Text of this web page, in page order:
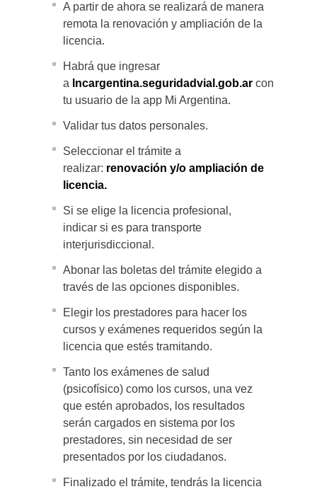
A partir de ahora se realizará de manera
remota la renovación y ampliación de la
licencia.
Habrá que ingresar
a lncargentina.seguridadvial.gob.ar con
tu usuario de la app Mi Argentina.
Validar tus datos personales.
Seleccionar el trámite a
realizar: renovación y/o ampliación de
licencia.
Si se elige la licencia profesional,
indicar si es para transporte
interjurisdiccional.
Abonar las boletas del trámite elegido a
través de las opciones disponibles.
Elegir los prestadores para hacer los
cursos y exámenes requeridos según la
licencia que estés tramitando.
Tanto los exámenes de salud
(psicofísico) como los cursos, una vez
que estén aprobados, los resultados
serán cargados en sistema por los
prestadores, sin necesidad de ser
presentados por los ciudadanos.
Finalizado el trámite, tendrás la licencia